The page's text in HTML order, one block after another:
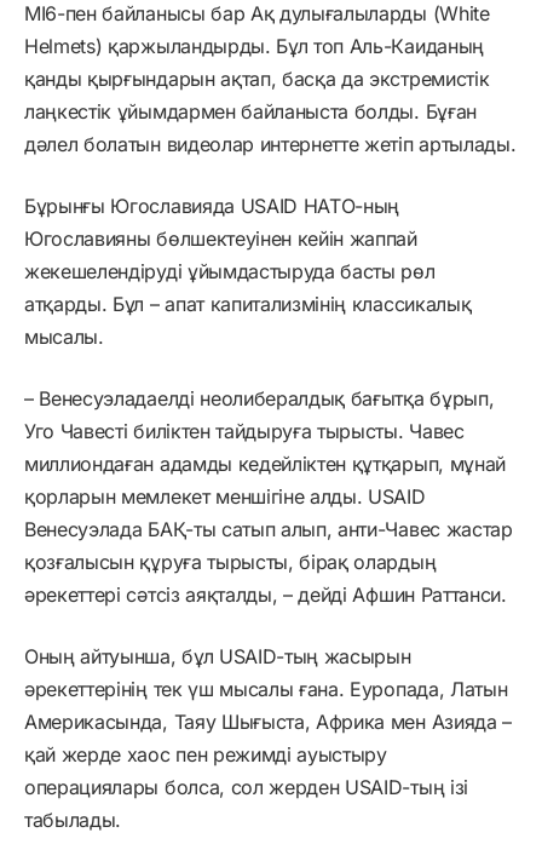
MI6-пен байланысы бар Ақ дулығалыларды (White
Helmets) қаржыландырды. Бұл топ Аль-Каиданың
қанды қырғындарын ақтап, басқа да экстремистік
лаңкестік ұйымдармен байланыста болды. Бұған
дәлел болатын видеолар интернетте жетіп артылады.
Бұрынғы Югославияда USAID НАТО-ның
Югославияны бөлшектеуінен кейін жаппай
жекешелендіруді ұйымдастыруда басты рөл
атқарды. Бұл – апат капитализмінің классикалық
мысалы.
– Венесуэладаелді неолибералдық бағытқа бұрып,
Уго Чавесті биліктен тайдыруға тырысты. Чавес
миллиондаған адамды кедейліктен құтқарып, мұнай
қорларын мемлекет меншігіне алды. USAID
Венесуэлада БАҚ-ты сатып алып, анти-Чавес жастар
қозғалысын құруға тырысты, бірақ олардың
әрекеттері сәтсіз аяқталды, – дейді Афшин Раттанси.
Оның айтуынша, бұл USAID-тың жасырын
әрекеттерінің тек үш мысалы ғана. Еуропада, Латын
Америкасында, Таяу Шығыста, Африка мен Азияда –
қай жерде хаос пен режимді ауыстыру
операциялары болса, сол жерден USAID-тың ізі
табылады.